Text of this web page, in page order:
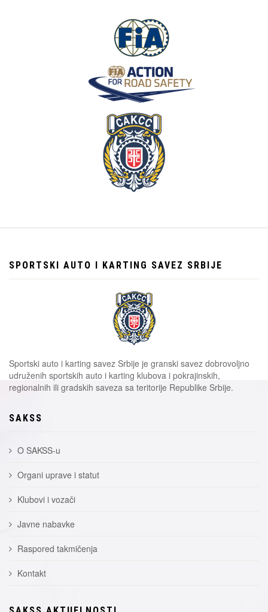
SPORTSKI AUTO I KARTING SAVEZ SRBIJE
Sportski auto i karting savez Srbije je granski savez dobrovoljno
udruženih sportskih auto i karting klubova i pokrajinskih,
regionalnih ili gradskih saveza sa teritorije Republike Srbije.
SAKSS
O SAKSS-u
Organi uprave i statut
Klubovi i vozači
Javne nabavke
Raspored takmičenja
Kontakt